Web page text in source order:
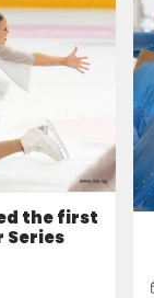
the first
Series